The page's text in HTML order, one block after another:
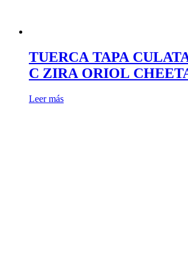
TUERCA TAPA
C ZIRA ORIOL
Leer más